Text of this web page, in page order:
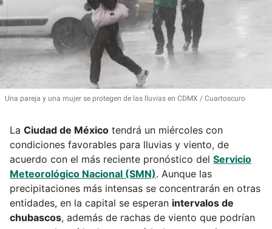
Una pareja y una mujer se protegen de las lluvias en CDMX Cuartoscuro
La Ciudad de México tendrá un miércoles con
condiciones favorables para lluvias y viento, de
acuerdo con el más reciente pronóstico del Servicio
Meteorológico Nacional (SMN). Aunque las
precipitaciones más intensas se concentrarán en otras
entidades, en la capital se esperan intervalos de
chubascos, además de rachas de viento que podrían